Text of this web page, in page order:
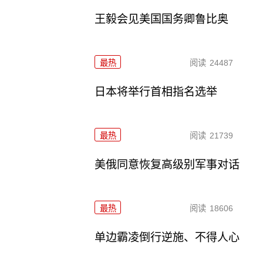
王毅会见美国国务卿鲁比奥
最热 阅读 24487
日本将举行首相指名选举
最热 阅读 21739
美俄同意恢复高级别军事对话
最热 阅读 18606
单边霸凌倒行逆施、不得人心